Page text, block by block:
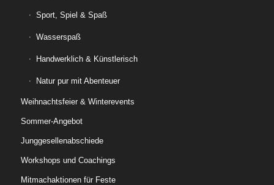
Sport, Spiel & Spaß
Wasserspaß
Handwerklich & Künstlerisch
Natur pur mit Abenteuer
Weihnachtsfeier & Winterevents
Sommer-Angebot
Junggesellenabschiede
Workshops und Coachings
Mitmachaktionen für Feste